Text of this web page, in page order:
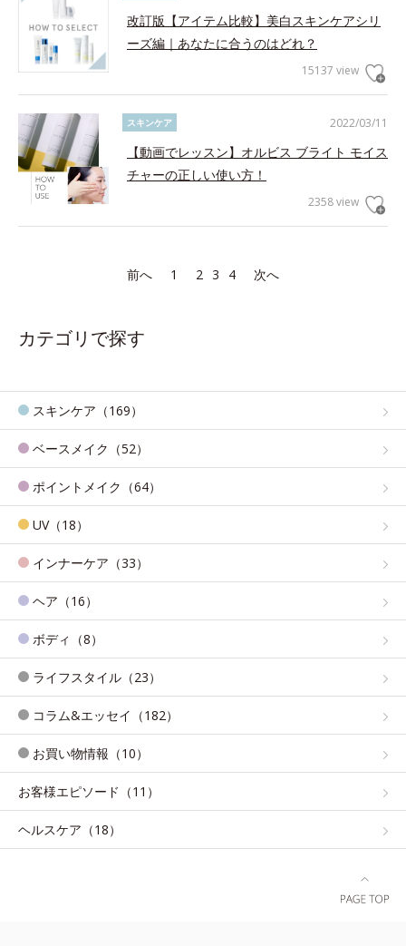
改訂版【アイテム比較】美白スキンケアシリ
ーズ編｜あなたに合うのはどれ？
15137 view
2022/03/11
スキンケア
【動画でレッスン】オルビス ブライト モイス
チャーの正しい使い方！
2358 view
前へ 1 2 3 4 次へ
カテゴリで探す
スキンケア（169）
ベースメイク（52）
ポイントメイク（64）
UV（18）
インナーケア（33）
ヘア（16）
ボディ（8）
ライフスタイル（23）
コラム&エッセイ（182）
お買い物情報（10）
お客様エピソード（11）
ヘルスケア（18）